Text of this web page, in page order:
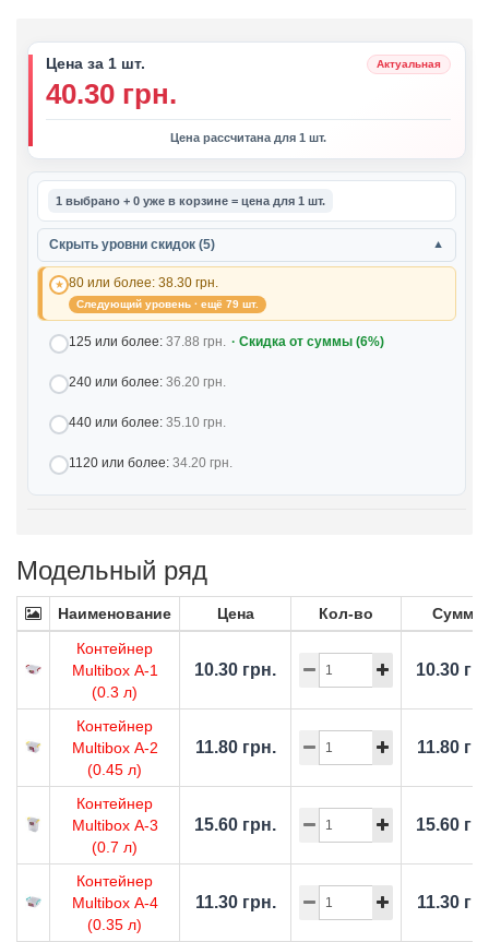
Цена за 1 шт. Актуальная
40.30 грн.
Цена рассчитана для 1 шт.
1 выбрано + 0 уже в корзине = цена для 1 шт.
Скрыть уровни скидок (5) ▼
80 или более: 38.30 грн.
Следующий уровень · ещё 79 шт.
125 или более: 37.88 грн. · Скидка от суммы (6%)
240 или более: 36.20 грн.
440 или более: 35.10 грн.
1120 или более: 34.20 грн.
Модельный ряд
Наименование Цена Кол-во
Сумма
Контейнер
Multibox А-1
(0.3 л)
10.30 грн. 10.30
Контейнер
Multibox А-2
(0.45 л)
11.80 грн. 11.80
Контейнер
Multibox А-3
(0.7 л)
15.60 грн. 15.60
Контейнер
Multibox А-4
(0.35 л)
11.30 грн. 11.30